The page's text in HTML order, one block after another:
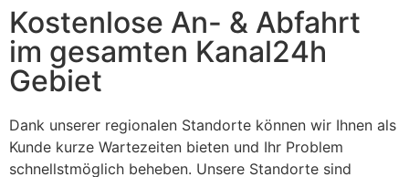
Kostenlose An- & Abfahrt
im gesamten Kanal24h
Gebiet
Dank unserer regionalen Standorte können wir Ihnen als
Kunde kurze Wartezeiten bieten und Ihr Problem
schnellstmöglich beheben. Unsere Standorte sind